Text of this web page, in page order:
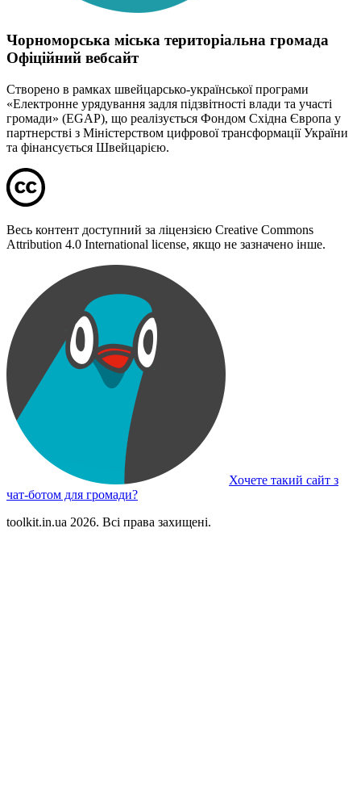
Чорноморська міська територіальна громада
Офіційний вебсайт
Створено в рамках швейцарсько-української програми
«Електронне урядування задля підзвітності влади та участі
громади» (EGAP), що реалізується Фондом Східна Європа у
партнерстві з Міністерством цифрової трансформації України
та фінансується Швейцарією.
Весь контент доступний за ліцензією Creative Commons
Attribution 4.0 International license, якщо не зазначено інше.
Хочете такий сайт з
чат-ботом для громади?
toolkit.in.ua 2026. Всі права захищені.